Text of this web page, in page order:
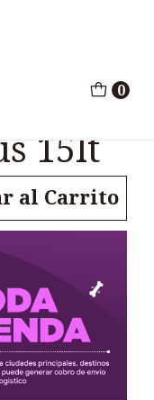
0
15lt
al Carrito